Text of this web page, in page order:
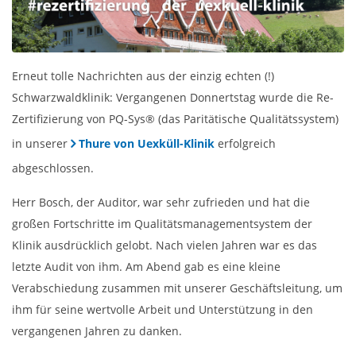
Erneut tolle Nachrichten aus der einzig echten (!)
Schwarzwaldklinik: Vergangenen Donnertstag wurde die Re-
Zertifizierung von PQ-Sys® (das Paritätische Qualitätssystem)
in unserer
Thure von Uexküll-Klinik erfolgreich
abgeschlossen.
Herr Bosch, der Auditor, war sehr zufrieden und hat die
großen Fortschritte im Qualitätsmanagementsystem der
Klinik ausdrücklich gelobt. Nach vielen Jahren war es das
letzte Audit von ihm. Am Abend gab es eine kleine
Verabschiedung zusammen mit unserer Geschäftsleitung, um
ihm für seine wertvolle Arbeit und Unterstützung in den
vergangenen Jahren zu danken.